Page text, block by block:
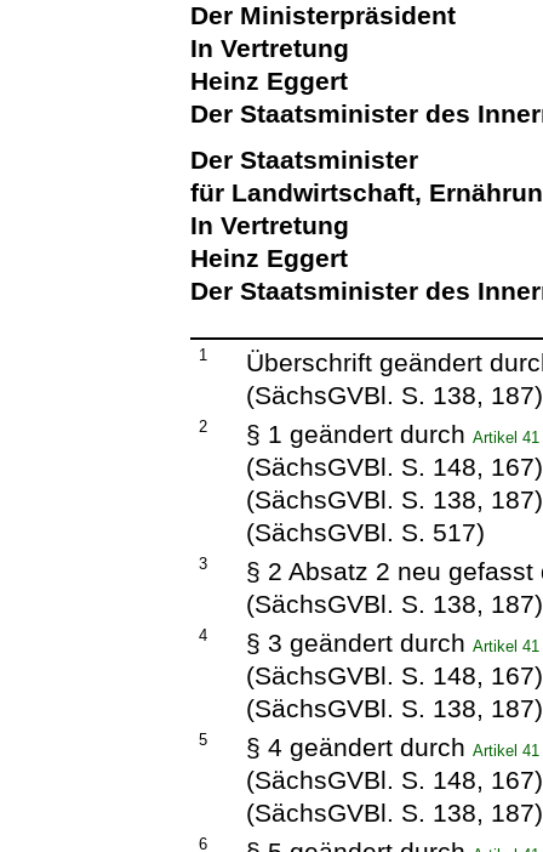
Der Ministerpräsident
In Vertretung
Heinz Eggert
Der Staatsminister des
Der Staatsminister
für Landwirtschaft,
In Vertretung
Heinz Eggert
Der Staatsminister des
1
Überschrift geändert
(SächsGVBl. S. 138, 187)
2 § 1 geändert durchArtikel
(SächsGVBl. S. 148,
(SächsGVBl. S. 138,
(SächsGVBl. S. 517)
3
§ 2 Absatz 2 neu
(SächsGVBl. S. 138, 187)
4 § 3 geändert durchArtikel
(SächsGVBl. S. 148,
(SächsGVBl. S. 138, 187)
5 § 4 geändert durchArtikel
(SächsGVBl. S. 148,
(SächsGVBl. S. 138, 187)
6